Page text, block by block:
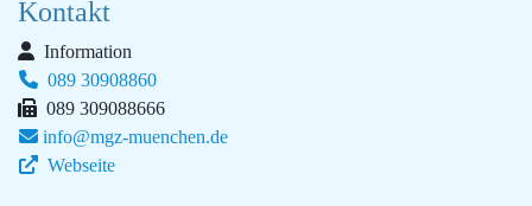
Kontakt
Information
089 30908860
089 309088666
info@mgz-muenchen.de
Webseite